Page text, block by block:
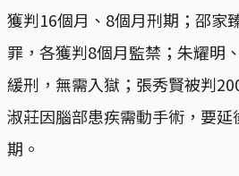
獲判16個月、8個月刑期；邵家
罪，各獲判8個月監禁；朱耀明
緩刑，無需入獄；張秀賢被判
淑莊因腦部患疾需動手術，要
期。